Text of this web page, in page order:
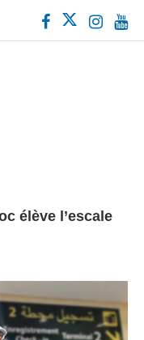
élève l’escale